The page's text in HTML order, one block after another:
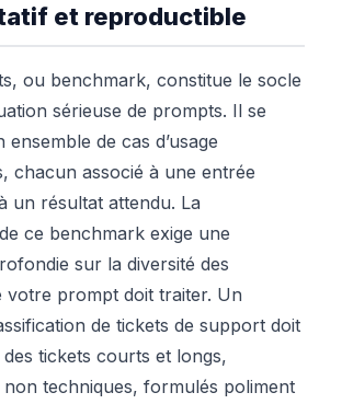
et reproductible
ou benchmark, constitue le socle
sérieuse de prompts. Il se
ensemble de cas d’usage
chacun associé à une entrée
un résultat attendu. La
ce benchmark exige une
sur la diversité des
votre prompt doit traiter. Un
de tickets de support doit
tickets courts et longs,
techniques, formulés poliment